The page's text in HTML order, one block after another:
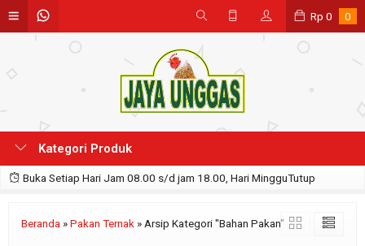
Rp 0 0
Kategori Produk
Buka Setiap Hari Jam 08.00 s/d jam 18.00, Hari MingguTutup
Beranda »Pakan Ternak » Arsip Kategori "Bahan Pakan"